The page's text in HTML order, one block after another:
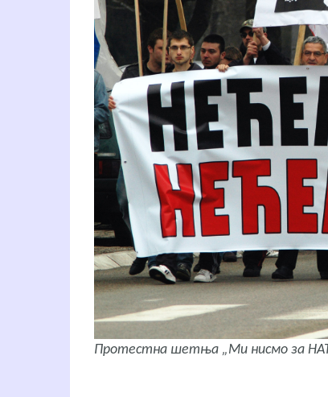
Протестна шетња „Ми нисмо за